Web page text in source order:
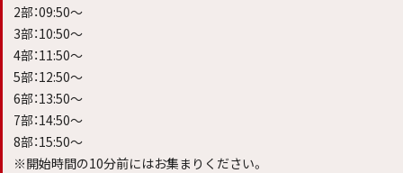
2部：09:50〜
3部：10:50〜
4部：11:50〜
5部：12:50〜
6部：13:50〜
7部：14:50〜
8部：15:50〜
※開始時間の10分前にはお集まりください。